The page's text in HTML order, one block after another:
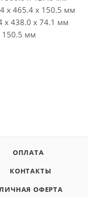
x 465.4 x 150.5 мм
x 438.0 x 74.1 мм
150.5 мм
ОПЛАТА
КОНТАКТЫ
ОФЕРТА